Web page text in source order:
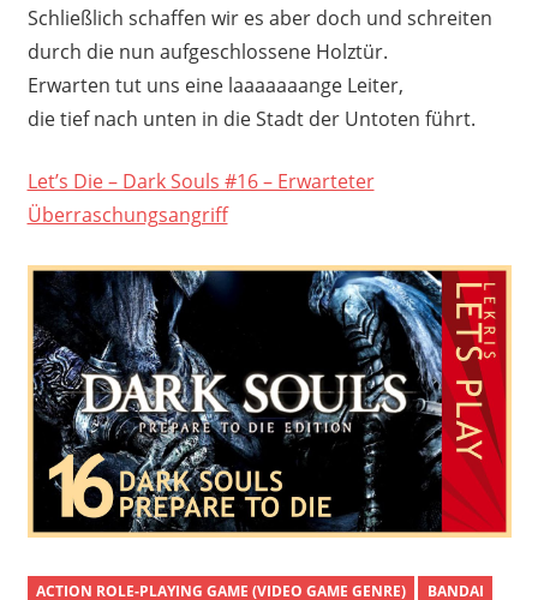
Schließlich schaffen wir es aber doch und schreiten
durch die nun aufgeschlossene Holztür.
Erwarten tut uns eine laaaaaaange Leiter,
die tief nach unten in die Stadt der Untoten führt.
Let’s Die – Dark Souls #16 – Erwarteter
Überraschungsangriff
ACTION ROLE-PLAYING GAME (VIDEO GAME GENRE)
BANDAI